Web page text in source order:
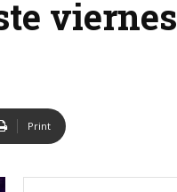
viernes
Print